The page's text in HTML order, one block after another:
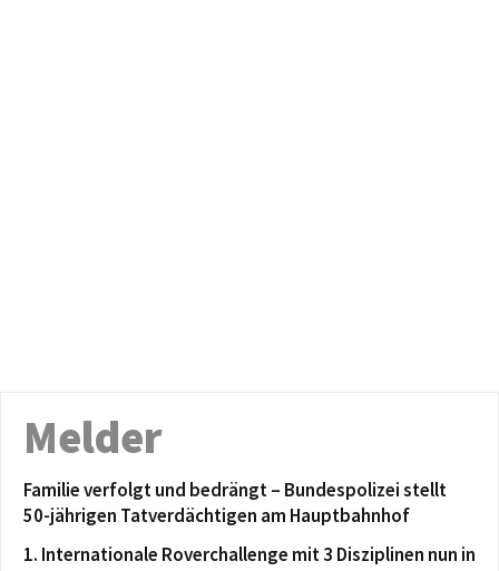
Melder
Familie verfolgt und bedrängt – Bundespolizei stellt
50-jährigen Tatverdächtigen am Hauptbahnhof
1. Internationale Roverchallenge mit 3 Disziplinen nun in